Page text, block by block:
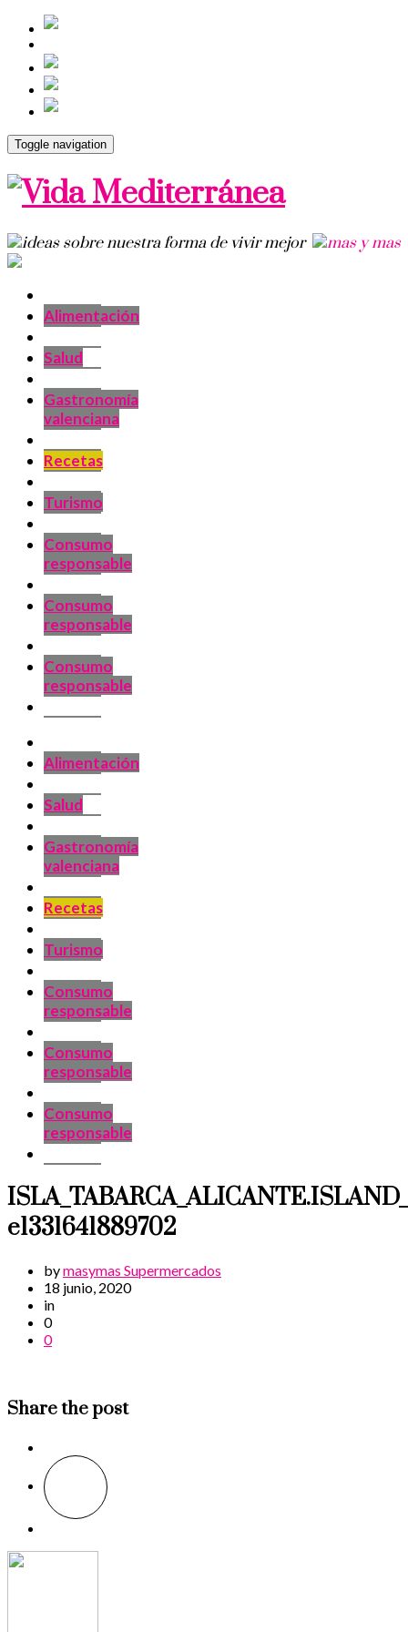
Toggle navigation
Alimentación
Salud
Gastronomía
valenciana
Recetas
Turismo
Consumo
responsable
Consumo
responsable
Consumo
responsable
Alimentación
Salud
Gastronomía
valenciana
Recetas
Turismo
Consumo
responsable
Consumo
responsable
Consumo
responsable
e1331641889702
bymasymas Supermercados
18 junio, 2020
in
0
0
Share the post